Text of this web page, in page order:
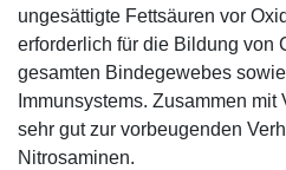
ungesättigte Fettsäuren vor
erforderlich für die Bildung von
gesamten Bindegewebes
Immunsystems. Zusammen
sehr gut zur vorbeugenden
Nitrosaminen.